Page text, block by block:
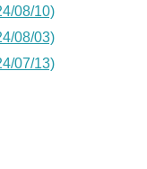
08/10)
08/03)
07/13)